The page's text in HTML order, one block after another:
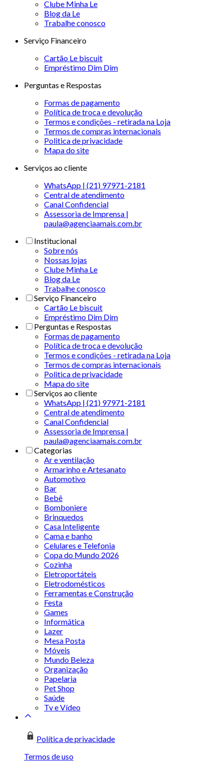
Clube Minha Le
Blog da Le
Trabalhe conosco
Serviço Financeiro
Cartão Le biscuit
Empréstimo Dim Dim
Perguntas e Respostas
Formas de pagamento
Política de troca e devolução
Termos e condições - retirada na Loja
Termos de compras internacionais
Politica de privacidade
Mapa do site
Serviços ao cliente
WhatsApp | (21) 97971-2181
Central de atendimento
Canal Confidencial
Assessoria de Imprensa |
paula@agenciaamais.com.br
Institucional
Sobre nós
Nossas lojas
Clube Minha Le
Blog da Le
Trabalhe conosco
Serviço Financeiro
Cartão Le biscuit
Empréstimo Dim Dim
Perguntas e Respostas
Formas de pagamento
Política de troca e devolução
Termos e condições - retirada na Loja
Termos de compras internacionais
Politica de privacidade
Mapa do site
Serviços ao cliente
WhatsApp | (21) 97971-2181
Central de atendimento
Canal Confidencial
Assessoria de Imprensa |
paula@agenciaamais.com.br
Categorias
Ar e ventilação
Armarinho e Artesanato
Automotivo
Bar
Bebê
Bomboniere
Brinquedos
Casa Inteligente
Cama e banho
Celulares e Telefonia
Copa do Mundo 2026
Cozinha
Eletroportáteis
Eletrodomésticos
Ferramentas e Construção
Festa
Games
Informática
Lazer
Mesa Posta
Móveis
Mundo Beleza
Organização
Papelaria
Pet Shop
Saúde
Tv e Vídeo
Política de privacidade
Termos de uso